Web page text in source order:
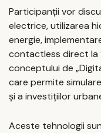
Participanții vor
electrice, utilizarea
energie,
contactless direct la
conceptului de
care permite
și a investițiilor
Aceste tehnologii